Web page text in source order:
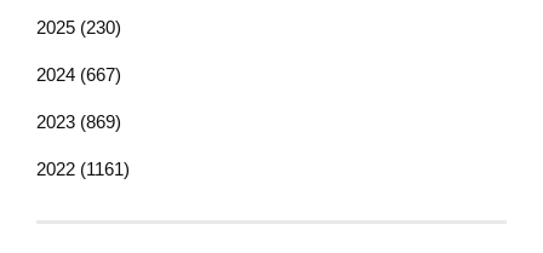
2025 (230)
2024 (667)
2023 (869)
2022 (1161)